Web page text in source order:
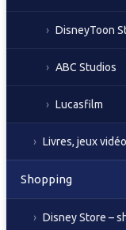
DisneyToon
ABC Studios
Lucasfilm
Livres, jeux
Shopping
Disney Store –